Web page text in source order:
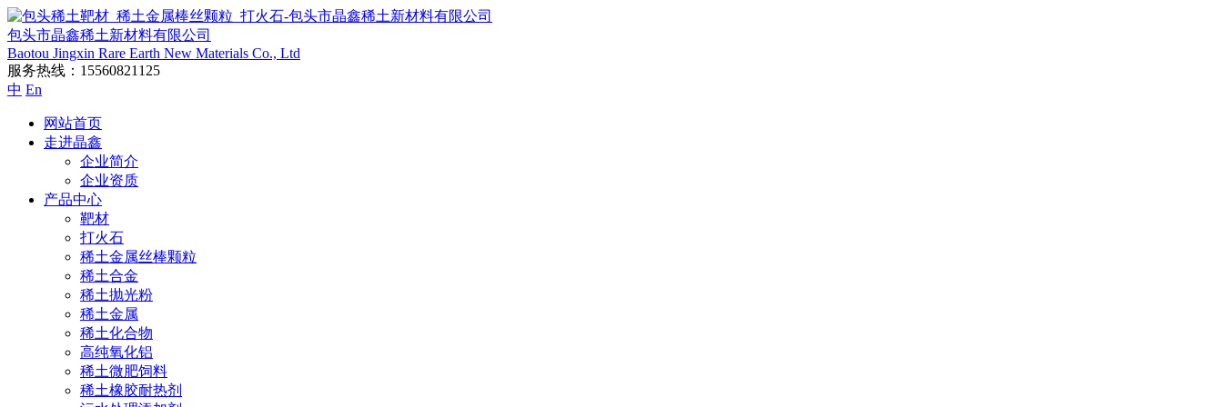
包头市晶鑫稀土新材料有限公司
Baotou Jingxin Rare Earth New Materials Co., Ltd
服务热线： 15560821125
中 En
网站首页
走进晶鑫
企业简介
企业资质
产品中心
靶材
打火石
稀土金属丝棒颗粒
稀土合金
稀土抛光粉
稀土金属
稀土化合物
高纯氧化铝
稀土微肥饲料
稀土橡胶耐热剂